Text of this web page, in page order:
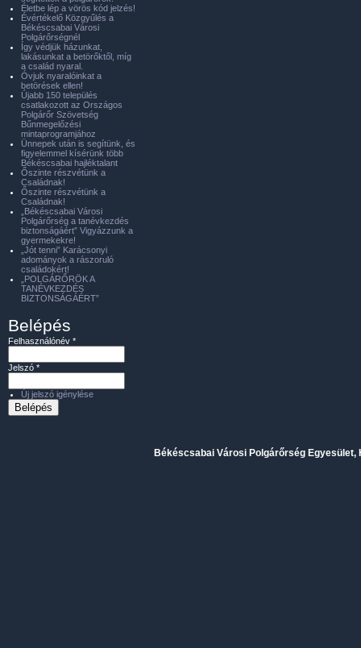
Életbe lép a vörös kód jelzés!
Évértékelő Közgyűlés a
Békéscsabai Városi
Polgárőrségnél
Így védjük házunkat,
lakásunkat a betörőktől, míg
a család nyaral.
Óvjuk nyaralóinkat a
betörések ellen!
Újabb 150 település
csatlakozott az Országos
Polgárőr Szövetség
Bűnmegelőzési
mintaprogramjához
Ünnepek után is segítünk, és
figyelemmel kísérünk több
Békéscsabai hajléktalant
Őszinte részvétünk a
Családnak!
Őszinte részvétünk a
Családnak!
„Békéscsabai Városi
Polgárőrség a tanévkezdés
biztonságáért” Vigyázzunk a
gyermekekre!
„Jót tenni” Karácsonyi
adományok a rászoruló
családokért!
„POLGÁRŐRÖK A
TANÉVKEZDÉS
BIZTONSÁGÁÉRT”
Belépés
Felhasználónév *
Jelszó *
Új jelszó igénylése
Békéscsabai Városi Polgárőrség Egyesület,